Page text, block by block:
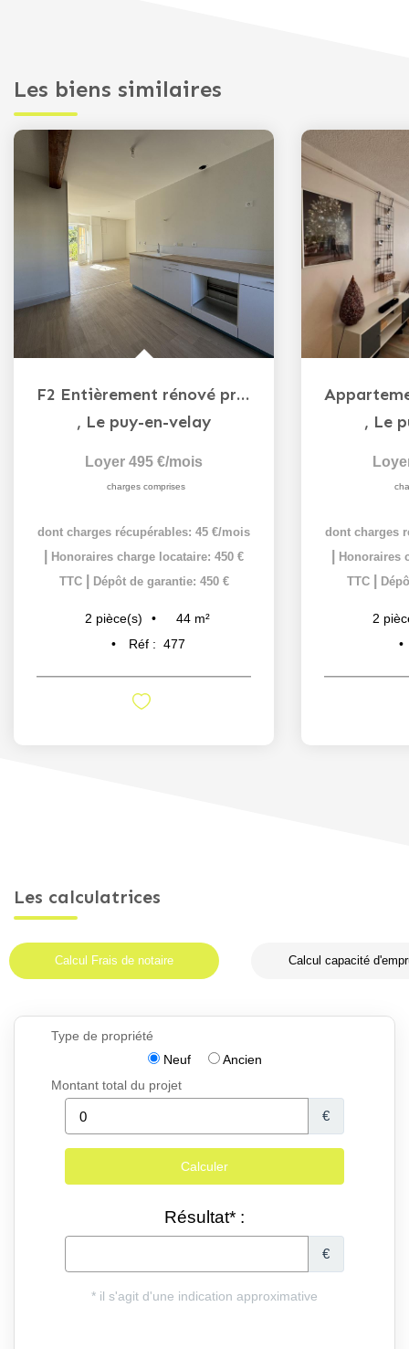
Les biens similaires
F2 Entièrement rénové proche du centre ville
, Le puy-en-velay
Loyer 495 €/mois
charges comprises
dont charges récupérables: 45 €/mois
Honoraires charge locataire: 450 €
TTC
Dépôt de garantie: 450 €
2 pièce(s) 44 m²
Réf : 477
, Le
dont charges
Honoraires
TTC
2
Les calculatrices
Calcul Frais de notaire Calcul capacité